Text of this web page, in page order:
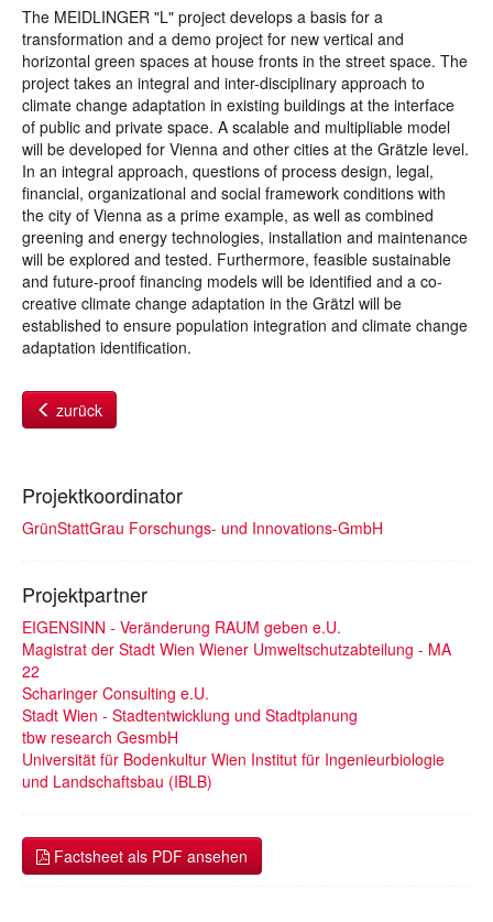
The MEIDLINGER "L" project develops a basis for a
transformation and a demo project for new vertical and
horizontal green spaces at house fronts in the street space. The
project takes an integral and inter-disciplinary approach to
climate change adaptation in existing buildings at the interface
of public and private space. A scalable and multipliable model
will be developed for Vienna and other cities at the Grätzle level.
In an integral approach, questions of process design, legal,
financial, organizational and social framework conditions with
the city of Vienna as a prime example, as well as combined
greening and energy technologies, installation and maintenance
will be explored and tested. Furthermore, feasible sustainable
and future-proof financing models will be identified and a co-
creative climate change adaptation in the Grätzl will be
established to ensure population integration and climate change
adaptation identification.
zurück
Projektkoordinator
GrünStattGrau Forschungs- und Innovations-GmbH
Projektpartner
EIGENSINN - Veränderung RAUM geben e.U.
Magistrat der Stadt Wien Wiener Umweltschutzabteilung - MA
22
Scharinger Consulting e.U.
Stadt Wien - Stadtentwicklung und Stadtplanung
tbw research GesmbH
Universität für Bodenkultur Wien Institut für Ingenieurbiologie
und Landschaftsbau (IBLB)
Factsheet als PDF ansehen